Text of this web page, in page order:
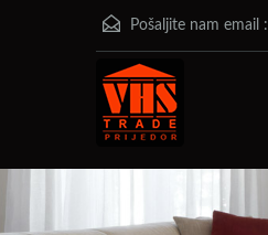
Pošaljite nam email :